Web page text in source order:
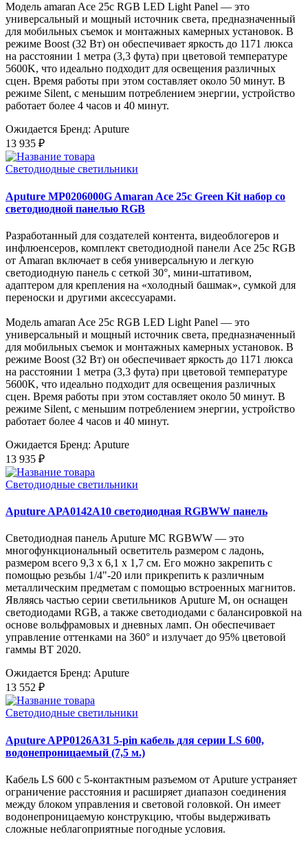
Модель amaran Ace 25c RGB LED Light Panel — это
универсальный и мощный источник света, предназначенный
для мобильных съемок и монтажных камерных установок. В
режиме Boost (32 Вт) он обеспечивает яркость до 1171 люкса
на расстоянии 1 метра (3,3 фута) при цветовой температуре
5600K, что идеально подходит для освещения различных
сцен. Время работы при этом составляет около 50 минут. В
режиме Silent, с меньшим потреблением энергии, устройство
работает более 4 часов и 40 минут.
Ожидается Бренд: Aputure
13 935 ₽
Светодиодные светильники
Aputure MP0206000G Amaran Ace 25c Green Kit набор со
светодиодной панелью RGB
Разработанный для создателей контента, видеоблогеров и
инфлюенсеров, комплект светодиодной панели Ace 25c RGB
от Amaran включает в себя универсальную и легкую
светодиодную панель с сеткой 30°, мини-штативом,
адаптером для крепления на «холодный башмак», сумкой для
переноски и другими аксессуарами.
Модель amaran Ace 25c RGB LED Light Panel — это
универсальный и мощный источник света, предназначенный
для мобильных съемок и монтажных камерных установок. В
режиме Boost (32 Вт) он обеспечивает яркость до 1171 люкса
на расстоянии 1 метра (3,3 фута) при цветовой температуре
5600K, что идеально подходит для освещения различных
сцен. Время работы при этом составляет около 50 минут. В
режиме Silent, с меньшим потреблением энергии, устройство
работает более 4 часов и 40 минут.
Ожидается Бренд: Aputure
13 935 ₽
Светодиодные светильники
Aputure APA0142A10 светодиодная RGBWW панель
Светодиодная панель Aputure MC RGBWW — это
многофункциональный осветитель размером с ладонь,
размером всего 9,3 х 6,1 х ​​1,7 см. Его можно закрепить с
помощью резьбы 1/4"-20 или прикрепить к различным
металлическим предметам с помощью встроенных магнитов.
Являясь частью серии светильников Aputure M, он оснащен
светодиодами RGB, а также светодиодами с балансировкой на
основе вольфрамовых и дневных ламп. Он обеспечивает
управление оттенками на 360° и излучает до 95% цветовой
гаммы BT 2020.
Ожидается Бренд: Aputure
13 552 ₽
Светодиодные светильники
Aputure APP0126A31 5-pin кабель для серии LS 600,
водонепроницаемый (7,5 м.)
Кабель LS 600 с 5-контактным разъемом от Aputure устраняет
ограничение расстояния и расширяет диапазон соединения
между блоком управления и световой головкой. Он имеет
водонепроницаемую конструкцию, чтобы выдерживать
сложные неблагоприятные погодные условия.